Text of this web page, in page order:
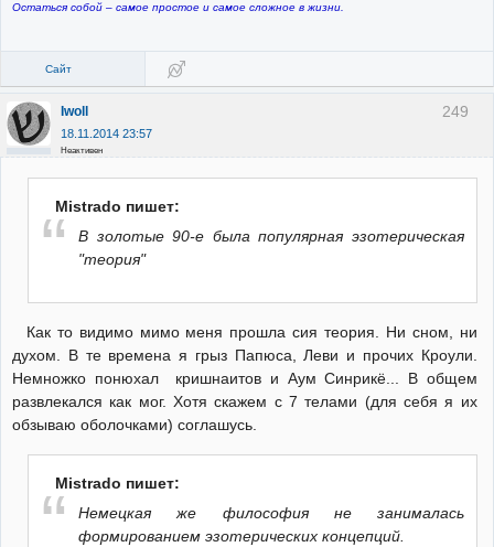
Остаться собой – самое простое и самое сложное в жизни.
Сайт
249
Iwoll
18.11.2014 23:57
Неактивен
Mistrado пишет:
В золотые 90-е была популярная эзотерическая
"теория"
Как то видимо мимо меня прошла сия теория. Ни сном, ни
духом. В те времена я грыз Папюса, Леви и прочих Кроули.
Немножко понюхал кришнаитов и Аум Синрикё... В общем
развлекался как мог. Хотя скажем с 7 телами (для себя я их
обзываю оболочками) соглашусь.
Mistrado пишет:
Немецкая же философия не занималась
формированием эзотерических концепций.